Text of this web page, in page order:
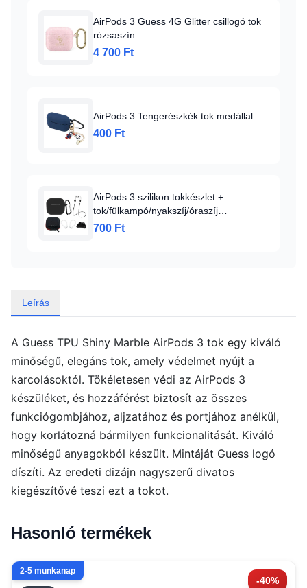
AirPods 3 Guess 4G Glitter csillogó tok
rózsaszín
4 700 Ft
AirPods 3 Tengerészkék tok medállal
400 Ft
AirPods 3 szilikon tokkészlet +
tok/fülkampó/nyakszíj/óraszíj
tartó/karabiner kapocs - fekete
700 Ft
Leírás
A Guess TPU Shiny Marble AirPods 3 tok egy kiváló
minőségű, elegáns tok, amely védelmet nyújt a
karcolásoktól. Tökéletesen védi az AirPods 3
készüléket, és hozzáférést biztosít az összes
funkciógombjához, aljzatához és portjához anélkül,
hogy korlátozná bármilyen funkcionalitását. Kiváló
minőségű anyagokból készült. Mintáját Guess logó
díszíti. Az eredeti dizájn nagyszerű divatos
kiegészítővé teszi ezt a tokot.
Hasonló termékek
-40%
2-5 munkanap